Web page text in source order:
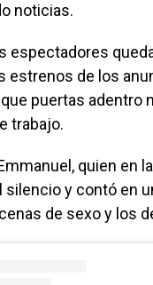
noticias.
espectadores
estrenos de los
puertas adentro
trabajo.
quien en
silencio y contó en
de sexo y los